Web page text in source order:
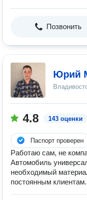
Позвонить
Юрий
4.8 143 оценки
Паспорт проверен
Работаю сам, не
Автомобиль
необходимый
постоянным